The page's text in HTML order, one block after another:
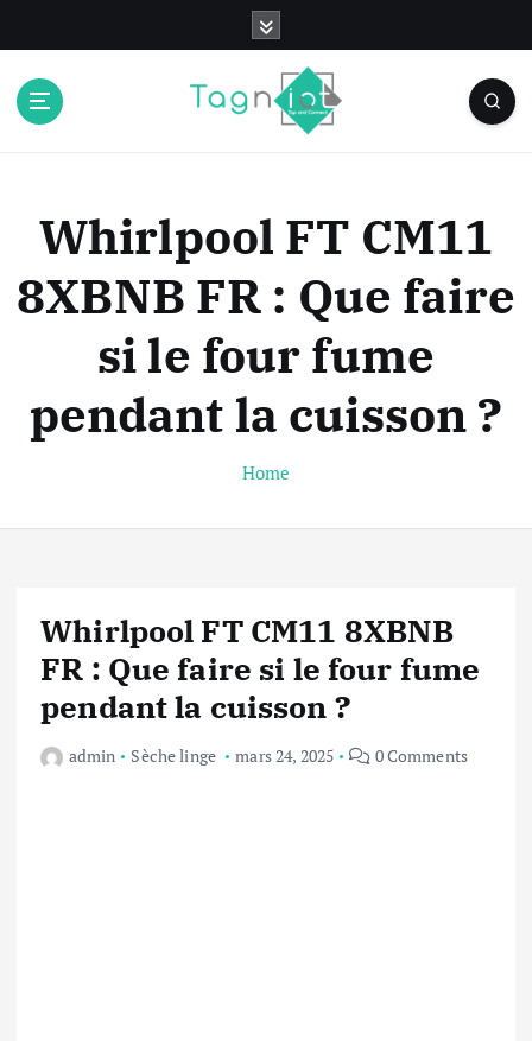
Whirlpool FT CM11
8XBNB FR : Que faire
si le four fume
pendant la cuisson ?
Home
Whirlpool FT CM11 8XBNB
FR : Que faire si le four fume
pendant la cuisson ?
admin Sèche linge mars 24, 2025 0 Comments